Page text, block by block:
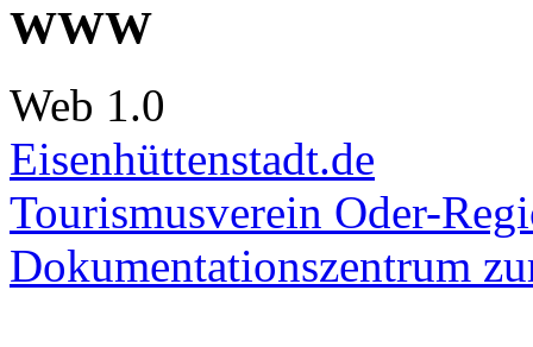
WWW
Web 1.0
Eisenhüttenstadt.de
Tourismusverein Oder-
Dokumentationszentrum